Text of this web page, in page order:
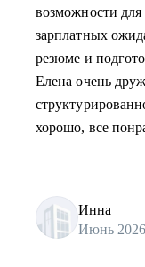
возможности для
зарплатных
резюме и
Елена очень
хорошо, все
Инна
Июнь 2026